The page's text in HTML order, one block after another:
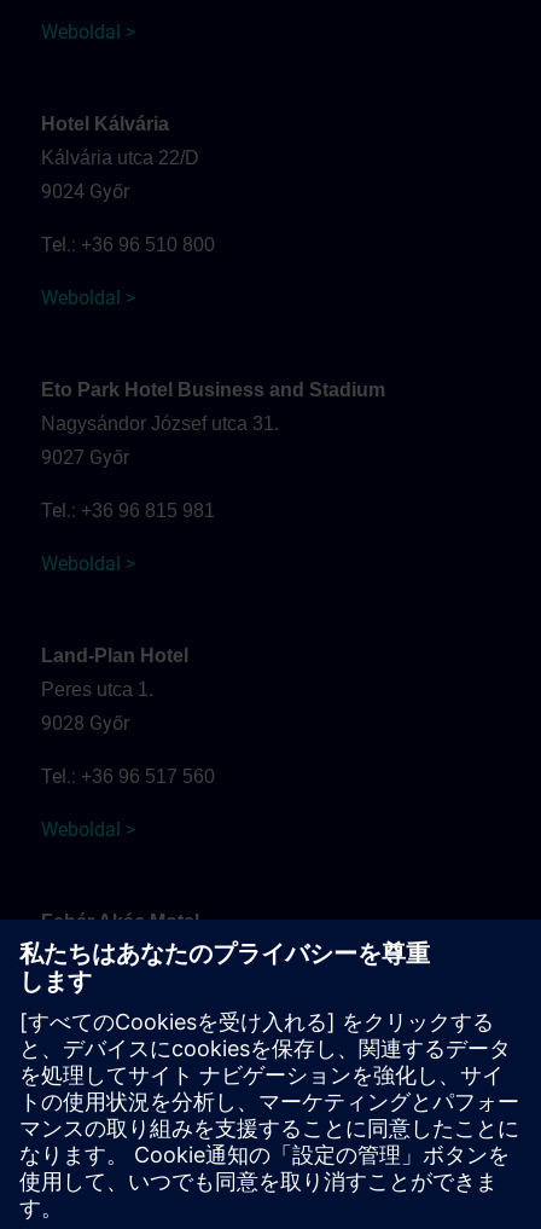
Weboldal >
Hotel Kálvária
Kálvária utca 22/D
9024 Győr
Tel.: +36 96 510 800
Weboldal >
Eto Park Hotel Business and Stadium
Nagysándor József utca 31.
9027 Győr
Tel.: +36 96 815 981
Weboldal >
Land-Plan Hotel
Peres utca 1.
9028 Győr
Tel.: +36 96 517 560
Weboldal >
Fehér Akác Motel
Fehérvári út
9099 Pér
Tel.:+36 30 937 0817
Weboldal >
Arrival and parking